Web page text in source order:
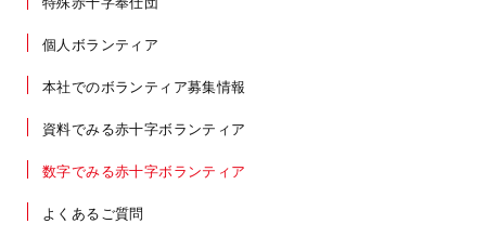
個人ボランティア
本社でのボランティア募集情報
資料でみる赤十字ボランティア
数字でみる赤十字ボランティア
よくあるご質問